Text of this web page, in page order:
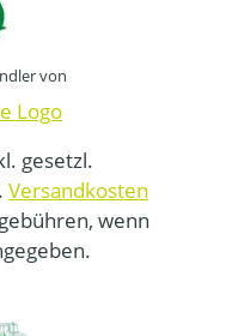
von
gesetzl.
Versandkosten
wenn